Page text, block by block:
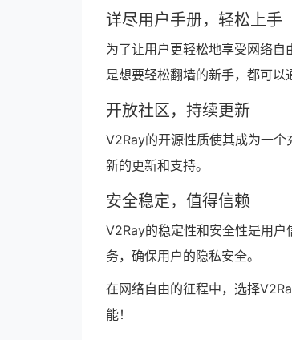
详尽用户手册，轻松上手
为了让用户更轻松地享受网络
是想要轻松翻墙的新手，都可以
开放社区，持续更新
V2Ray的开源性质使其成为一
新的更新和支持。
安全稳定，值得信赖
V2Ray的稳定性和安全性是用
务，确保用户的隐私安全。
在网络自由的征程中，选择
能！